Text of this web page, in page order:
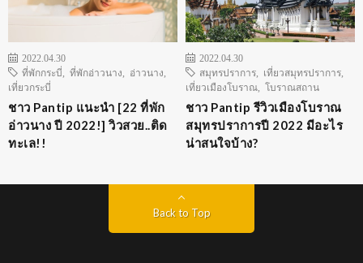
2022.04.30
ที่พักกระบี่
ที่พักอ่าวนาง อ่าวนาง
เที่ยวกระบี่
ชาว Pantip แนะนำ [22 ที่พัก
อ่าวนาง ปี 2022!] วิวสวย..ติด
ทะเล!!
2022.04.30
สมุทรปราการ
เที่ยวสมุทรปราการ
เที่ยวเมืองโบราณ
โบราณสถาน
ชาว Pantip รีวิวเมืองโบราณ
สมุทรปราการปี 2022 มีอะไร
น่าสนใจบ้าง?
Back to Top